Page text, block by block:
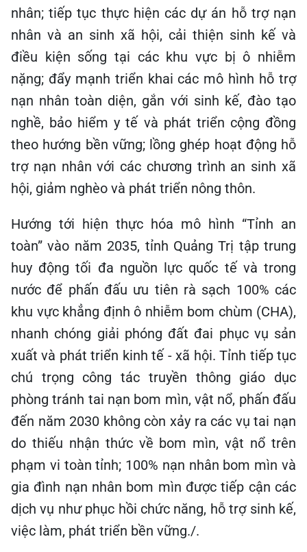
nhân; tiếp tục thực hiện các dự án hỗ trợ nạn
nhân và an sinh xã hội, cải thiện sinh kế và
điều kiện sống tại các khu vực bị ô nhiễm
nặng; đẩy mạnh triển khai các mô hình hỗ trợ
nạn nhân toàn diện, gắn với sinh kế, đào tạo
nghề, bảo hiểm y tế và phát triển cộng đồng
theo hướng bền vững; lồng ghép hoạt động hỗ
trợ nạn nhân với các chương trình an sinh xã
hội, giảm nghèo và phát triển nông thôn.
Hướng tới hiện thực hóa mô hình “Tỉnh an
toàn” vào năm 2035, tỉnh Quảng Trị tập trung
huy động tối đa nguồn lực quốc tế và trong
nước để phấn đấu ưu tiên rà sạch 100% các
khu vực khẳng định ô nhiễm bom chùm (CHA),
nhanh chóng giải phóng đất đai phục vụ sản
xuất và phát triển kinh tế - xã hội. Tỉnh tiếp tục
chú trọng công tác truyền thông giáo dục
phòng tránh tai nạn bom mìn, vật nổ, phấn đấu
đến năm 2030 không còn xảy ra các vụ tai nạn
do thiếu nhận thức về bom mìn, vật nổ trên
phạm vi toàn tỉnh; 100% nạn nhân bom mìn và
gia đình nạn nhân bom mìn được tiếp cận các
dịch vụ như phục hồi chức năng, hỗ trợ sinh kế,
việc làm, phát triển bền vững./.